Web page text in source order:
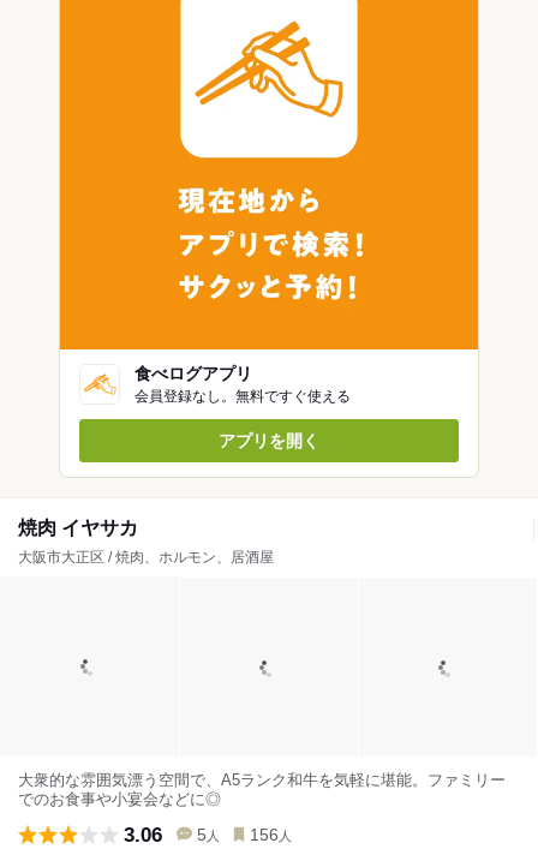
食べログアプリ
会員登録なし。無料ですぐ使える
アプリを開く
焼肉 イヤサカ
大阪市大正区 / 焼肉、ホルモン、居酒屋
大衆的な雰囲気漂う空間で、A5ランク和牛を気軽に堪能。ファミリー
でのお食事や小宴会などに◎
3.06 5 人 156 人